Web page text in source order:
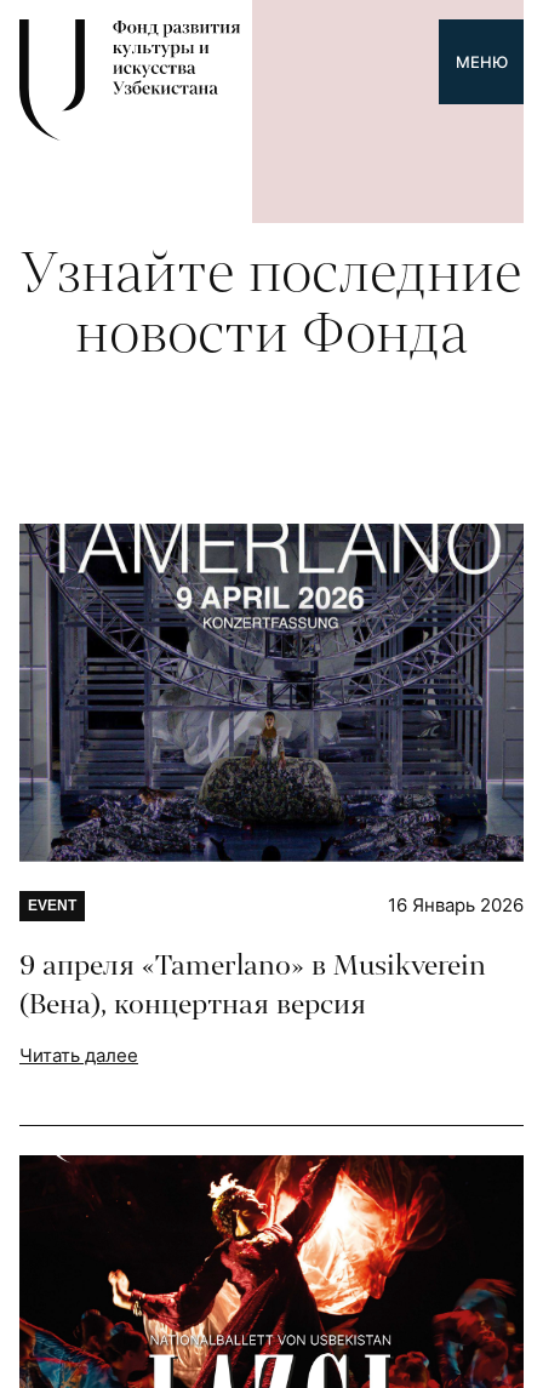
МЕНЮ
Узнайте последние
новости Фонда
EVENT 16 Январь 2026
9 апреля «Tamerlano» в Musikverein
(Вена), концертная версия
Читать далее